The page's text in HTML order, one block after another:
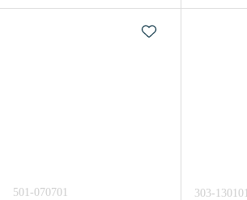
501-070701 303-130101